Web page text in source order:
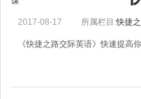
2017-08-17 所属栏目:快捷
《快捷之路交际英语》快速提高